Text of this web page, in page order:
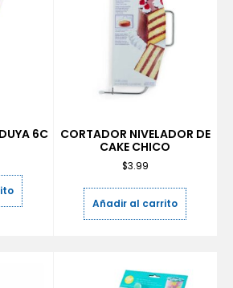
6C
CORTADOR NIVELADOR DE
CAKE CHICO
$3.99
Añadir al carrito